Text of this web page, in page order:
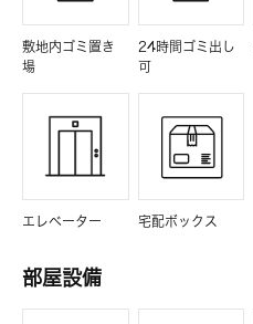
敷地内ゴミ置き
場
24時間ゴミ出し
可
エレベーター 宅配ボックス
部屋設備